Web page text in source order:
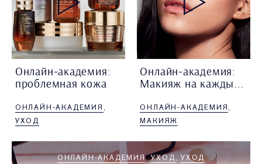
Онлайн-академия:
проблемная кожа
Estée Lauder, подробно
рассказывает
про специальный уход
ОНЛАЙН-АКАДЕМИЯ
УХОД
Онлайн-академия:
Макияж на каждый день
Estée Lauder, подробно
о лёгком макияже
на каждый день.
ОНЛАЙН-АКАДЕМИЯ
МАКИЯЖ
ОНЛАЙН-АКАДЕМИЯ УХОД УХОД